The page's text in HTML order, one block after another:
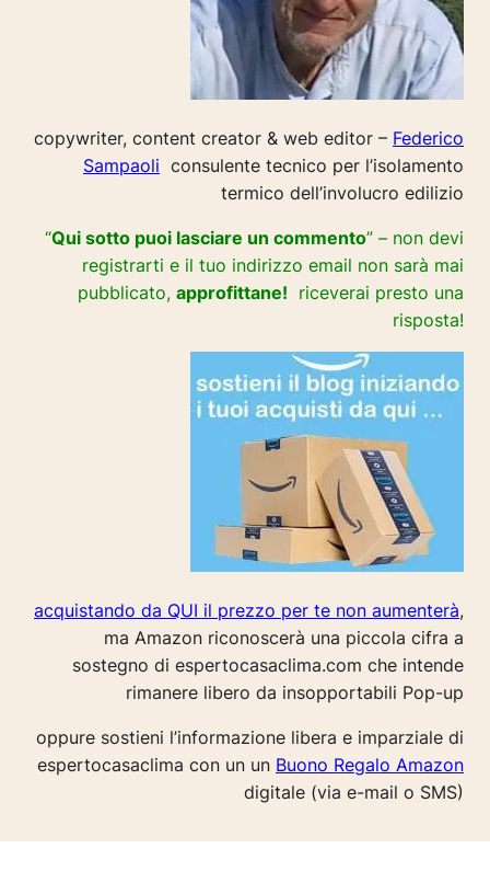
copywriter, content creator & web editor – Federico
Sampaoli consulente tecnico per l’isolamento
termico dell’involucro edilizio
“Qui sotto puoi lasciare un commento” – non devi
registrarti e il tuo indirizzo email non sarà mai
pubblicato, approfittane! riceverai presto una
risposta!
acquistando da QUI il prezzo per te non aumenterà,
ma Amazon riconoscerà una piccola cifra a
sostegno di espertocasaclima.com che intende
rimanere libero da insopportabili Pop-up
oppure sostieni l’informazione libera e imparziale di
espertocasaclima con un un Buono Regalo Amazon
digitale (via e-mail o SMS)